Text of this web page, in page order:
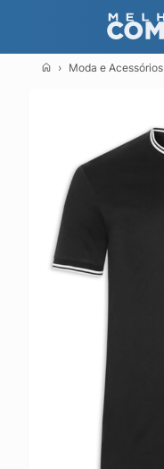
Moda e Acessórios